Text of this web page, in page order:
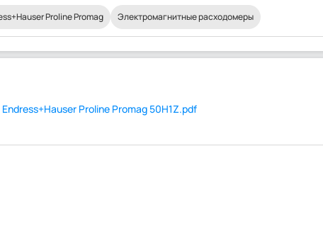
Proline Promag Электромагнитные расходомеры
Proline Promag 50H1Z.pdf